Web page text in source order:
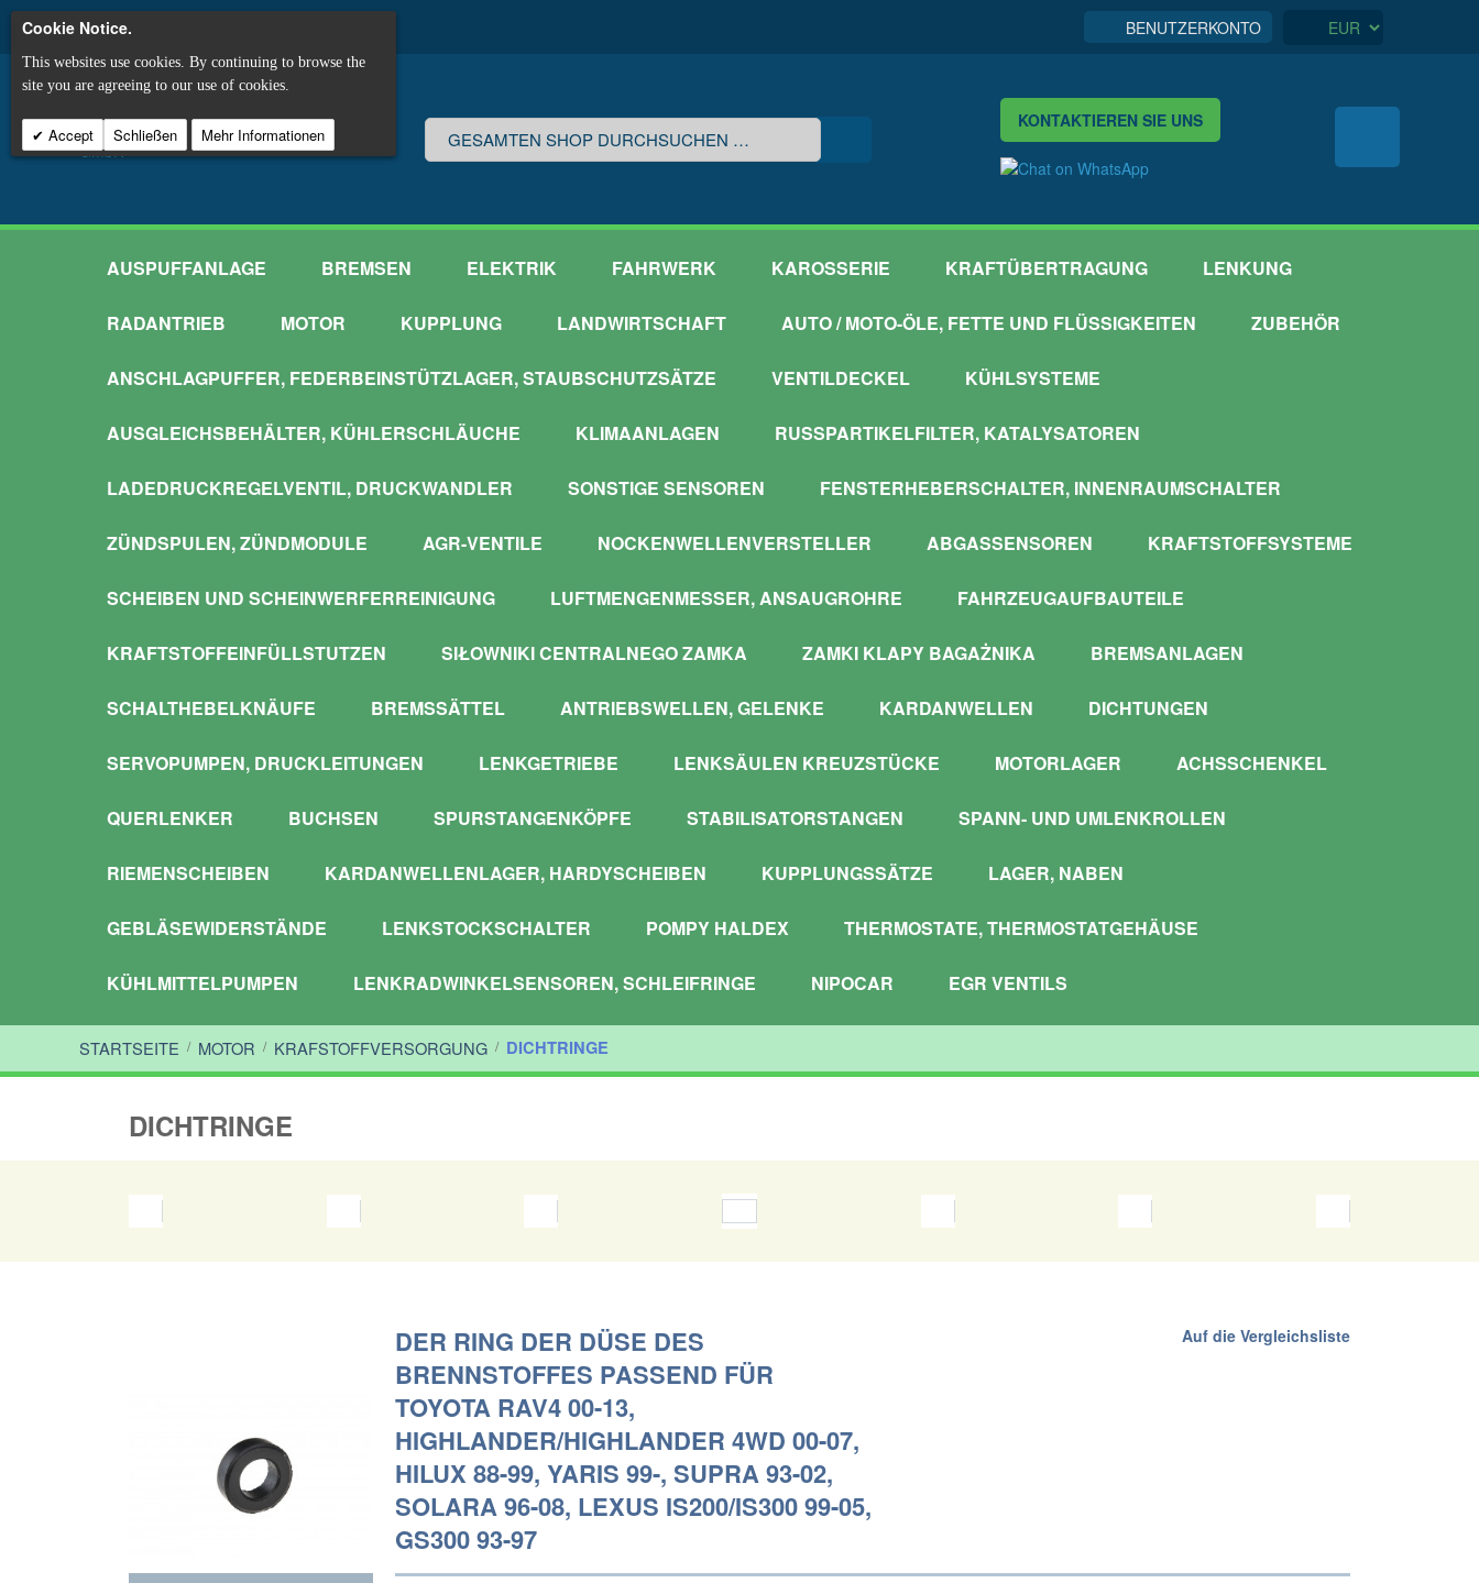
BENUTZERKONTO
KONTAKTIEREN SIE UNS
AUSPUFFANLAGE BREMSEN ELEKTRIK FAHRWERK KAROSSERIE KRAFTÜBERTRAGUNG LENKUNG
RADANTRIEB MOTOR KUPPLUNG LANDWIRTSCHAFT AUTO / MOTO-ÖLE, FETTE UND FLÜSSIGKEITEN ZUBEHÖR
ANSCHLAGPUFFER, FEDERBEINSTÜTZLAGER, STAUBSCHUTZSÄTZE VENTILDECKEL KÜHLSYSTEME
AUSGLEICHSBEHÄLTER, KÜHLERSCHLÄUCHE KLIMAANLAGEN RUSSPARTIKELFILTER, KATALYSATOREN
LADEDRUCKREGELVENTIL, DRUCKWANDLER SONSTIGE SENSOREN FENSTERHEBERSCHALTER, INNENRAUMSCHALTER
ZÜNDSPULEN, ZÜNDMODULE AGR-VENTILE NOCKENWELLENVERSTELLER ABGASSENSOREN KRAFTSTOFFSYSTEME
SCHEIBEN UND SCHEINWERFERREINIGUNG LUFTMENGENMESSER, ANSAUGROHRE FAHRZEUGAUFBAUTEILE
KRAFTSTOFFEINFÜLLSTUTZEN SIŁOWNIKI CENTRALNEGO ZAMKA ZAMKI KLAPY BAGAŻNIKA BREMSANLAGEN
SCHALTHEBELKNÄUFE BREMSSÄTTEL ANTRIEBSWELLEN, GELENKE KARDANWELLEN DICHTUNGEN
SERVOPUMPEN, DRUCKLEITUNGEN LENKGETRIEBE LENKSÄULEN KREUZSTÜCKE MOTORLAGER ACHSSCHENKEL
QUERLENKER BUCHSEN SPURSTANGENKÖPFE STABILISATORSTANGEN SPANN- UND UMLENKROLLEN
RIEMENSCHEIBEN KARDANWELLENLAGER, HARDYSCHEIBEN KUPPLUNGSSÄTZE LAGER, NABEN
GEBLÄSEWIDERSTÄNDE LENKSTOCKSCHALTER POMPY HALDEX THERMOSTATE, THERMOSTATGEHÄUSE
KÜHLMITTELPUMPEN LENKRADWINKELSENSOREN, SCHLEIFRINGE NIPOCAR EGR VENTILS
STARTSEITE / MOTOR / KRAFSTOFFVERSORGUNG / DICHTRINGE
DICHTRINGE
DER RING DER DÜSE DES
BRENNSTOFFES PASSEND FÜR
TOYOTA RAV4 00-13,
HIGHLANDER/HIGHLANDER 4WD 00-07,
HILUX 88-99, YARIS 99-, SUPRA 93-02,
SOLARA 96-08, LEXUS IS200/IS300 99-05,
GS300 93-97
Auf die Vergleichsliste
Cookie Notice.
This websites use cookies. By continuing to browse the
site you are agreeing to our use of cookies.
Accept Schließen Mehr Informationen